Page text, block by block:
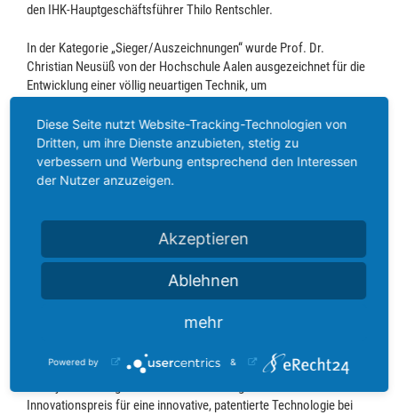
den IHK-Hauptgeschäftsführer Thilo Rentschler.
In der Kategorie „Sieger/Auszeichnungen“ wurde Prof. Dr.
Christian Neusüß von der Hochschule Aalen ausgezeichnet für die
Entwicklung einer völlig neuartigen Technik, um
Dies ist eine weltweit einzigartige Analysetechnik, die zum Beispiel
im Bereich Medizin äußerst relevant und weiterführend ist.
Im Bereich „Gründungen und junge Unternehmen“ wurde Julian
Computers ausgezeichnet, das durch sein innovatives
Betriebsmodell ein Vorreiter im Bereich der nachhaltigen
Rechenzentren darstellt. Sein Unternehmen betreibt Server mithilfe
von selbst produziertem Strom und kühlt diese mit Wasser, so dass
die Abwärme für die Beheizung zahlreicher Haushalte genutzt
Der Preis in der Kategorie „Patente“ ging an die Paul Hartmann AG
aus Heidenheim. Hartmann ist ein führender europäischer Anbieter
Innovationspreis für eine innovative, patentierte Technologie bei
Diese Seite nutzt Website-Tracking-Technologien von
Dritten, um ihre Dienste anzubieten, stetig zu
verbessern und Werbung entsprechend den Interessen
der Nutzer anzuzeigen.
Akzeptieren
Ablehnen
mehr
Powered by &